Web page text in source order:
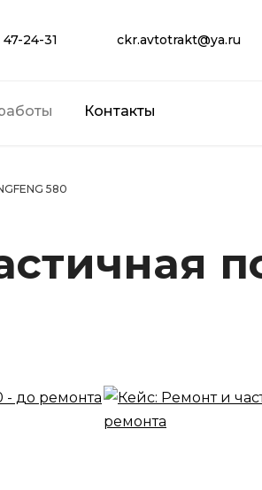
24-31 ckr.avtotrakt@ya.ru
Контакты
580